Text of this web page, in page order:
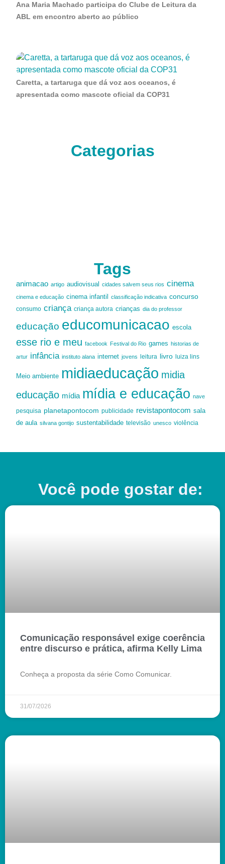
Ana Maria Machado participa do Clube de Leitura da
ABL em encontro aberto ao público
Caretta, a tartaruga que dá voz aos oceanos, é
apresentada como mascote oficial da COP31
Categorias
Tags
animacao artigo audiovisual cidades salvem seus rios cinema
cinema e educação cinema infantil classificação indicativa concurso
consumo criança criança autora crianças dia do professor
educação educomunicacao escola
esse rio e meu facebook Festival do Rio games historias de
artur infância instituto alana internet jovens leitura livro luiza lins
Meio ambiente midiaeducação midia
educação mídia mídia e educação nave
pesquisa planetapontocom publicidade revistapontocom sala
de aula silvana gontijo sustentabilidade televisão unesco violência
Você pode gostar de:
Comunicação responsável exige coerência
entre discurso e prática, afirma Kelly Lima
Conheça a proposta da série Como Comunicar.
31/07/2026